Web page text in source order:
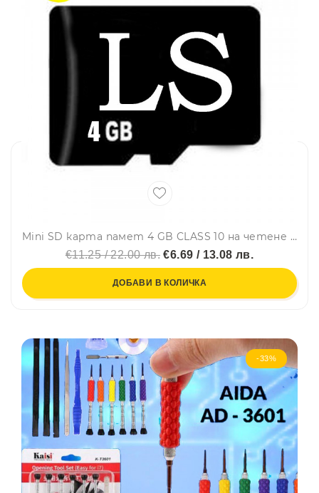
Mini SD карта памет 4 GB CLASS 10 на четене и запис, micro SD, LStar
€11.25 / 22.00 лв. €6.69 / 13.08 лв.
ДОБАВИ В КОЛИЧКА
-33%